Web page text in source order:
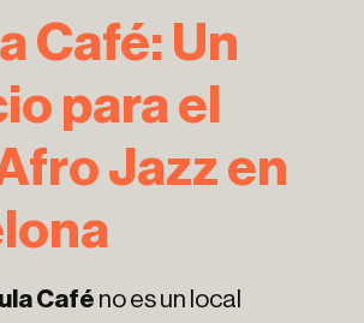
Café: Un
para el
Jazz en
Café no es un local